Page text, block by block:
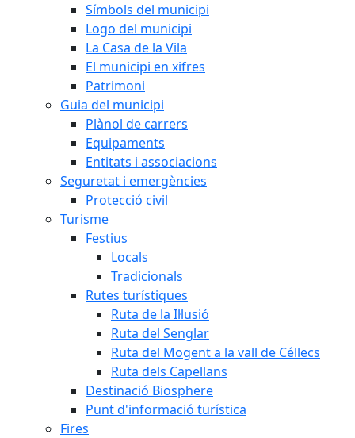
Símbols del municipi
Logo del municipi
La Casa de la Vila
El municipi en xifres
Patrimoni
Guia del municipi
Plànol de carrers
Equipaments
Entitats i associacions
Seguretat i emergències
Protecció civil
Turisme
Festius
Locals
Tradicionals
Rutes turístiques
Ruta de la Il·lusió
Ruta del Senglar
Ruta del Mogent a la vall de Céllecs
Ruta dels Capellans
Destinació Biosphere
Punt d'informació turística
Fires